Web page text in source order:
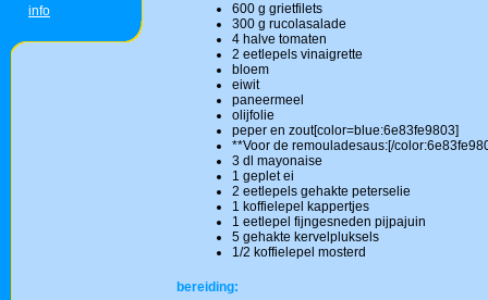
info
600 g grietfilets
300 g rucolasalade
4 halve tomaten
2 eetlepels vinaigrette
bloem
eiwit
paneermeel
olijfolie
peper en zout[color=blue:6e83fe9803]
**Voor de remouladesaus:[/
3 dl mayonaise
1 geplet ei
2 eetlepels gehakte peterselie
1 koffielepel kappertjes
1 eetlepel fijngesneden pijpajuin
5 gehakte kervelpluksels
1/2 koffielepel mosterd
bereiding: